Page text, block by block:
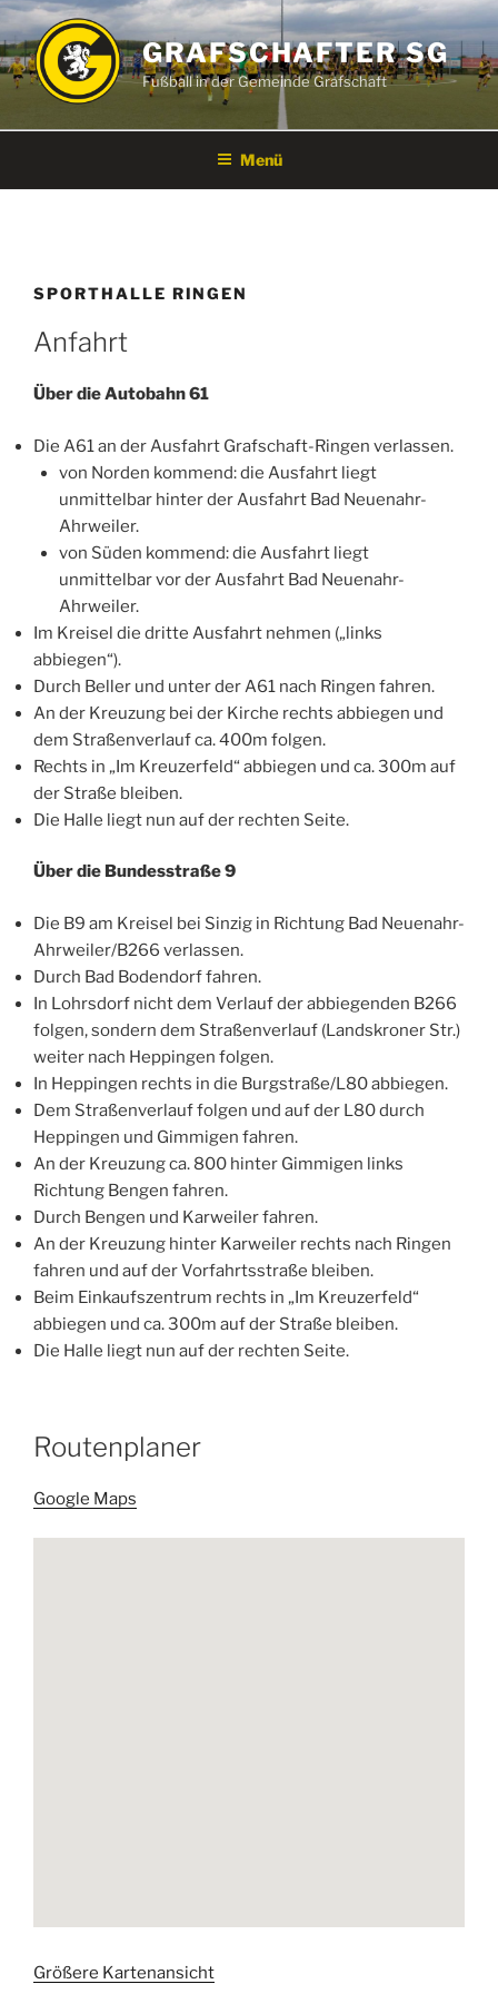
Zum
Inhalt
springen
GRAFSCHAFTER SG
Fußball in der Gemeinde Grafschaft
Menü
SPORTHALLE RINGEN
Anfahrt
Über die Autobahn 61
Die A61 an der Ausfahrt Grafschaft-Ringen verlassen.
von Norden kommend: die Ausfahrt liegt
unmittelbar hinter der Ausfahrt Bad Neuenahr-
Ahrweiler.
von Süden kommend: die Ausfahrt liegt
unmittelbar vor der Ausfahrt Bad Neuenahr-
Ahrweiler.
Im Kreisel die dritte Ausfahrt nehmen („links
abbiegen“).
Durch Beller und unter der A61 nach Ringen fahren.
An der Kreuzung bei der Kirche rechts abbiegen und
dem Straßenverlauf ca. 400m folgen.
Rechts in „Im Kreuzerfeld“ abbiegen und ca. 300m auf
der Straße bleiben.
Die Halle liegt nun auf der rechten Seite.
Über die Bundesstraße 9
Die B9 am Kreisel bei Sinzig in Richtung Bad Neuenahr-
Ahrweiler/B266 verlassen.
Durch Bad Bodendorf fahren.
In Lohrsdorf nicht dem Verlauf der abbiegenden B266
folgen, sondern dem Straßenverlauf (Landskroner Str.)
weiter nach Heppingen folgen.
In Heppingen rechts in die Burgstraße/L80 abbiegen.
Dem Straßenverlauf folgen und auf der L80 durch
Heppingen und Gimmigen fahren.
An der Kreuzung ca. 800 hinter Gimmigen links
Richtung Bengen fahren.
Durch Bengen und Karweiler fahren.
An der Kreuzung hinter Karweiler rechts nach Ringen
fahren und auf der Vorfahrtsstraße bleiben.
Beim Einkaufszentrum rechts in „Im Kreuzerfeld“
abbiegen und ca. 300m auf der Straße bleiben.
Die Halle liegt nun auf der rechten Seite.
Routenplaner
Google Maps
Größere Kartenansicht